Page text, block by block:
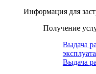
Информация для
Получение
Выдача
Выдача